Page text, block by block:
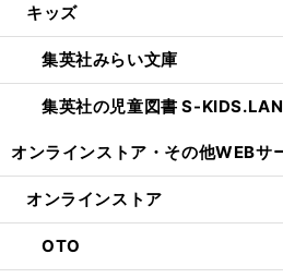
キッズ
集英社みらい文庫
集英社の児童図書 S-
オンラインストア・ その他WEBサ
オンラインストア
OTO